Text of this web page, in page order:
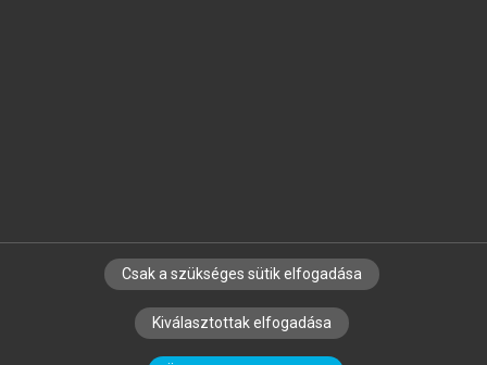
SZERZŐKNEK CÉGEKNEK KÖNYVTÁROSOKNAK
SZERKESZTÉSI ÉS LEKTORÁLÁSI ALAPELVEK
Csak a szükséges sütik elfogadása
Kiválasztottak elfogadása